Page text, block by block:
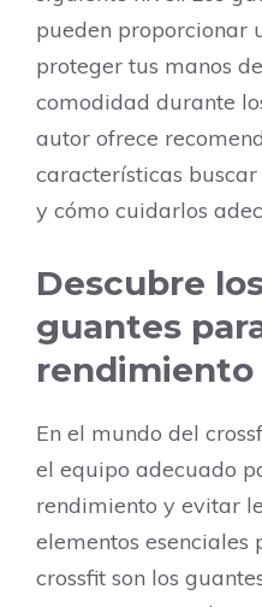
pueden proporcionar
proteger tus manos
comodidad durante
autor ofrece
características
y cómo cuidarlos
Descubre
guantes
rendimiento
En el mundo del
el equipo adecuado
rendimiento y evitar
elementos
crossfit son los